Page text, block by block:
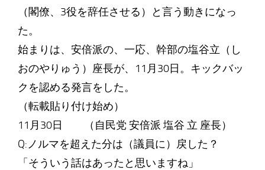
（閣僚、3役を辞任させる）と言う動きになっ
た。
始まりは、安倍派の、一応、幹部の塩谷立（し
おのやりゅう）座長が、11月30日。キックバッ
クを認める発言をした。
（転載貼り付け始め）
11月30日 （自民党 安倍派 塩谷 立 座長）
Q:ノルマを超えた分は（議員に）戻した？
「そういう話はあったと思いますね」